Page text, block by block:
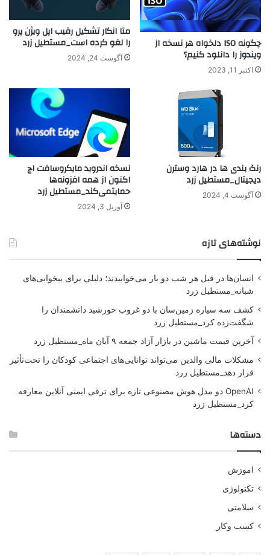
چگونه ISO دلخواه هر نسخه از
ویندوز را دانلود کنیم؟
اکتبر 11, 2023
متا انگار تشکیل رقیب اپل ویژن پرو
را لغو کرده است_مستطیل زرد
آگوست 24, 2024
رنگ بندی‌ ها در هارد وسترن
دیجیتال_مستطیل زرد
آگوست 4, 2024
نسخه اندروید مایکروسافت اج
اکنون از همه افزونه‌ها
حمایتمی‌کند_مستطیل زرد
آوریل 3, 2024
نوشته‌های تازه
انسان‌ها در قبل هر شب دو بار می‌خوابیدند؛ دلیلی برای بیخوابی‌های
شبانه_مستطیل زرد
کشف سه سیاره زمین‌سان با دو غروب خورشید دانشمندان را
شگفت‌زده کرد_مستطیل زرد
آخرین قیمت ماشین در بازار آزاد جمعه ۹ آبان ماه_مستطیل زرد
مشکلات مالی والدین می‌تواند توانایی‌های اجتماعی کودکان را تحت‌تأثیر
قرار دهد_مستطیل زرد
OpenAI دو مدل هوش مصنوعی تازه برای ترقی ایمنی آنلاین معارفه
کرد_مستطیل زرد
دسته‌ها
اموزش
تکنولوژی
سلامتی
کسب وکار